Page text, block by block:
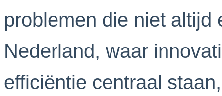
problemen die niet altijd
Nederland, waar
efficiëntie centraal